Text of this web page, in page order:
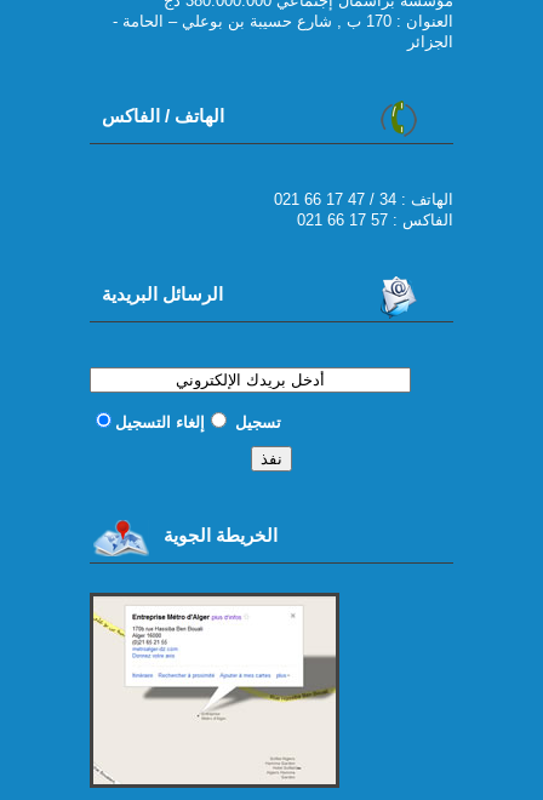
العنوان : 170 ب , شارع حسيبة بن بوعلي – الحامة -
الجزائر
الهاتف / الفاكس
021 66 17 47 / 34 : الهاتف
الفاكس : 57 17 66 021
الرسائل البريدية
تسجيل إلغاء التسجيل
الخريطة الجوية